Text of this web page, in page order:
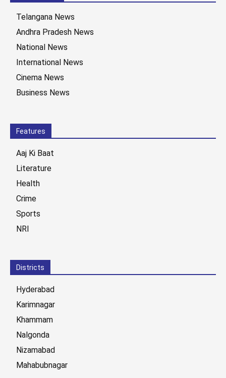
Telangana News
Andhra Pradesh News
National News
International News
Cinema News
Business News
Features
Aaj Ki Baat
Literature
Health
Crime
Sports
NRI
Districts
Hyderabad
Karimnagar
Khammam
Nalgonda
Nizamabad
Mahabubnagar